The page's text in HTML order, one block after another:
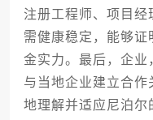
注册工程师、项目
需健康稳定，能够证
金实力。最后，企业
与当地企业建立合
地理解并适应尼泊尔